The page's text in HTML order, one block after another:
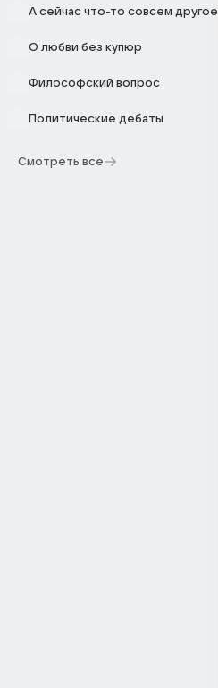
А сейчас что-то совсем другое
О любви без купюр
Философский вопрос
Политические дебаты
Смотреть все